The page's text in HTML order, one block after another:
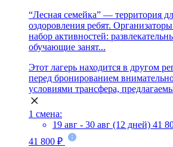
“Лесная семейка” — территория
оздоровления ребят.
набор активностей:
обучающие занят...
Этот лагерь находится в другом
перед бронированием
условиями трансфера,
1 смена:
19 авг - 30 авг (12 дней) 41
41 800 ₽